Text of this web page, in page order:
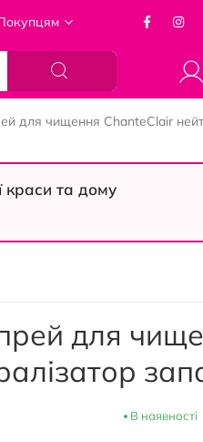
для чищення ChanteClair
краси та дому
для
В наявності